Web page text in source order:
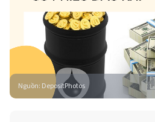
Nguồn: DepositPhotos